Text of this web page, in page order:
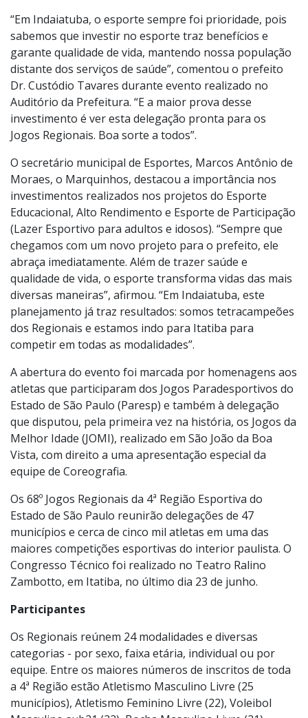
delegação, que marca presença nas 24 modalidades em
disputa com um total de 44 equipes, entre masculino e
feminino, somando 400 atletas.
“Em Indaiatuba, o esporte sempre foi prioridade, pois
sabemos que investir no esporte traz benefícios e
garante qualidade de vida, mantendo nossa população
distante dos serviços de saúde”, comentou o prefeito
Auditório da Prefeitura. “E a maior prova desse
investimento é ver esta delegação pronta para os
Jogos Regionais. Boa sorte a todos”.
O secretário municipal de Esportes, Marcos Antônio de
Moraes, o Marquinhos, destacou a importância nos
investimentos realizados nos projetos do Esporte
Educacional, Alto Rendimento e Esporte de Participação
(Lazer Esportivo para adultos e idosos). “Sempre que
chegamos com um novo projeto para o prefeito, ele
abraça imediatamente. Além de trazer saúde e
qualidade de vida, o esporte transforma vidas das mais
planejamento já traz resultados: somos tetracampeões
dos Regionais e estamos indo para Itatiba para
competir em todas as modalidades”.
A abertura do evento foi marcada por homenagens aos
atletas que participaram dos Jogos Paradesportivos do
Estado de São Paulo (Paresp) e também à delegação
Melhor Idade (JOMI), realizado em São João da Boa
Vista, com direito a uma apresentação especial da
equipe de Coreografia.
Os 68º Jogos Regionais da 4ª Região Esportiva do
Estado de São Paulo reunirão delegações de 47
maiores competições esportivas do interior paulista. O
Congresso Técnico foi realizado no Teatro Ralino
Zambotto, em Itatiba, no último dia 23 de junho.
Participantes
Os Regionais reúnem 24 modalidades e diversas